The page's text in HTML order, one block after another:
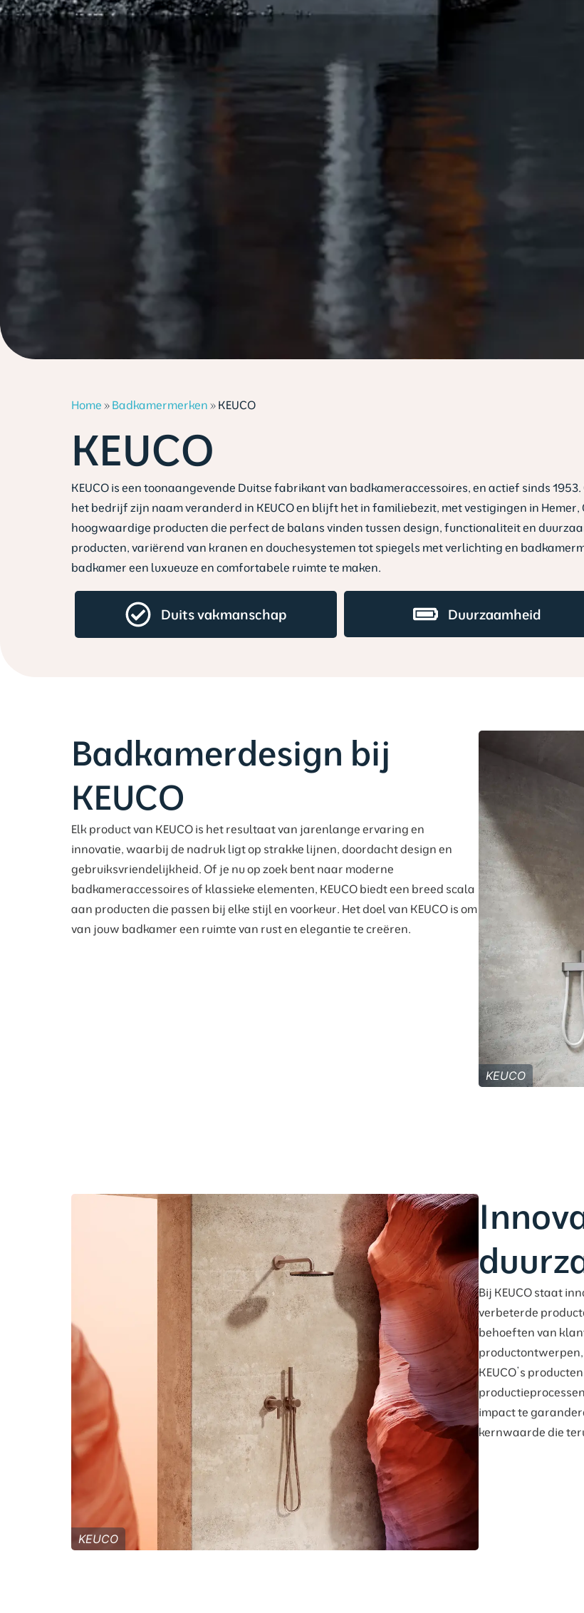
Home » Badkamermerken » KEUCO
KEUCO
KEUCO is een toonaangevende Duitse fabrikant van badkameraccessoires, en actief sinds
het bedrijf zijn naam veranderd in KEUCO en blijft het in familiebezit, met vestigingen in Hemer,
hoogwaardige producten die perfect de balans vinden tussen design, functionaliteit en
producten, variërend van kranen en douchesystemen tot spiegels met verlichting en
badkamer een luxueuze en comfortabele ruimte te maken.
Duits vakmanschap Duurzaamheid
Badkamerdesign bij
KEUCO
Elk product van KEUCO is het resultaat van jarenlange ervaring en
innovatie, waarbij de nadruk ligt op strakke lijnen, doordacht design en
gebruiksvriendelijkheid. Of je nu op zoek bent naar moderne
badkameraccessoires of klassieke elementen, KEUCO biedt een breed scala
aan producten die passen bij elke stijl en voorkeur. Het doel van KEUCO is om
van jouw badkamer een ruimte van rust en elegantie te creëren.
KEUCO
Bij KEUCO staat
verbeterde
behoeften van
KEUCO’s
impact te
kernwaarde die
KEUCO